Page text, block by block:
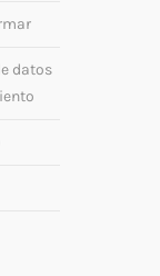
datos